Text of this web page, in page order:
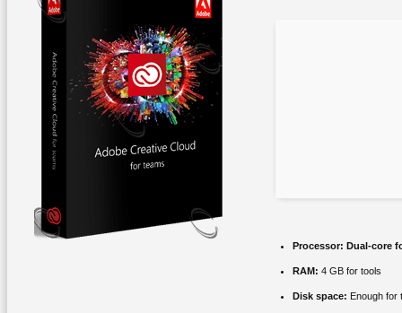
Processor: Dual-core
RAM: 4 GB for tools
Disk space: Enough for